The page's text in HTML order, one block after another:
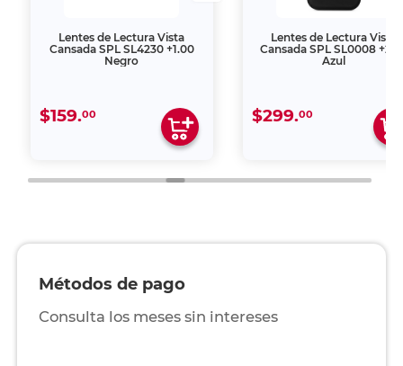
Lentes de Lectura Vista
Cansada SPL SL4230 +1.00
Negro
$159.00
Lentes de Lectura Vista
Cansada SPL SL0008
Azul
$299.00
Métodos de pago
Consulta los meses sin intereses